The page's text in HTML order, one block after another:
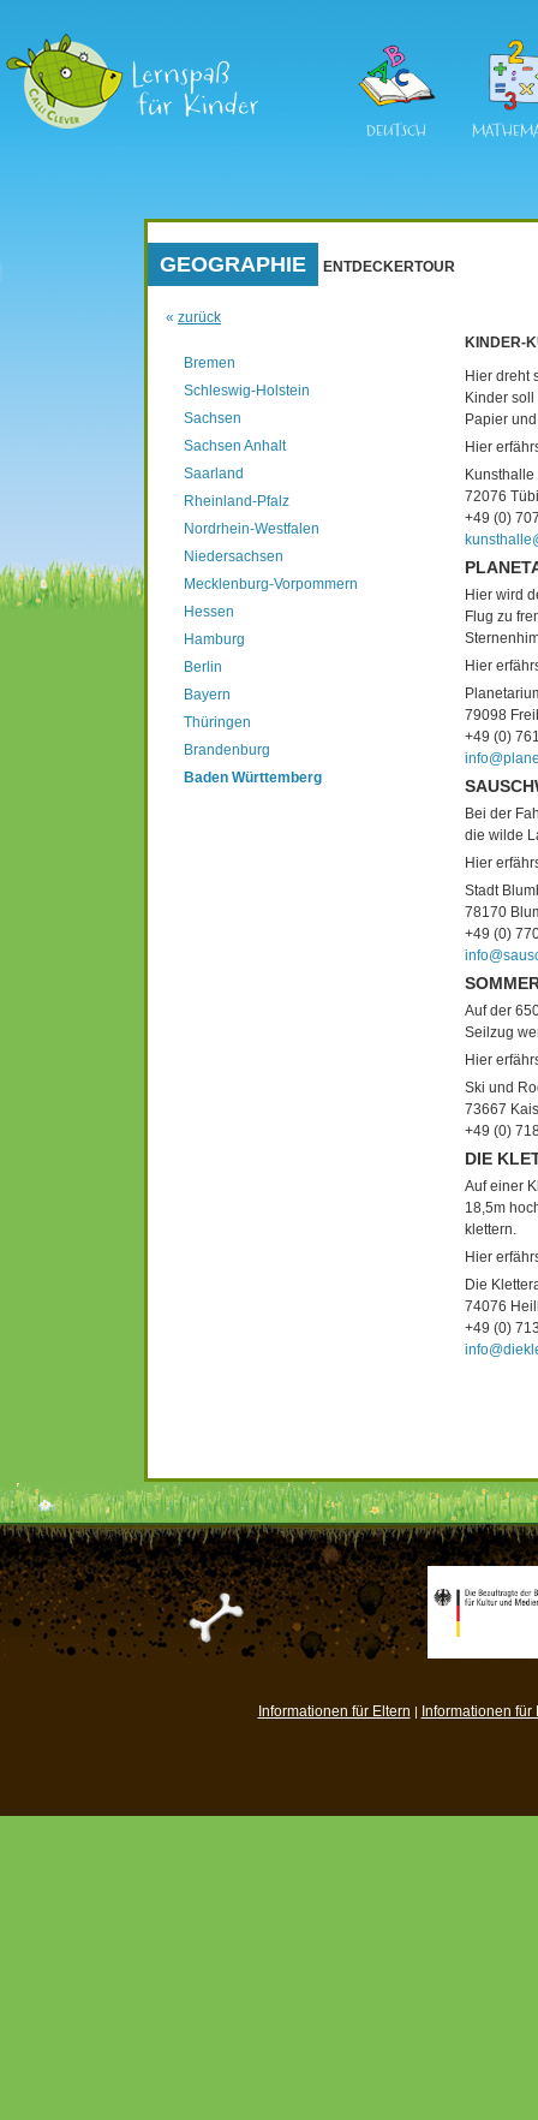
DEUTSCH
GEOGRAPHIE ENTDECKERTOUR
« zurück
KINDER-
Hier dreht
Kinder
Papier
Hier
72076
+49 (0)
Hier wird
Flug zu
Hier
79098
+49 (0)
Bei der
die wilde
Hier
Stadt
78170
+49 (0)
Auf der
Seilzug
Hier
Ski und
73667
+49 (0)
DIE
Auf einer
18,5m
klettern.
Hier
Die
74076
+49 (0)
Bremen
Schleswig-Holstein
Sachsen
Sachsen Anhalt
Saarland
Rheinland-Pfalz
Nordrhein-Westfalen
Niedersachsen
Mecklenburg-Vorpommern
Hessen
Hamburg
Berlin
Bayern
Thüringen
Brandenburg
Baden Württemberg
Informationen für Eltern | Informationen für